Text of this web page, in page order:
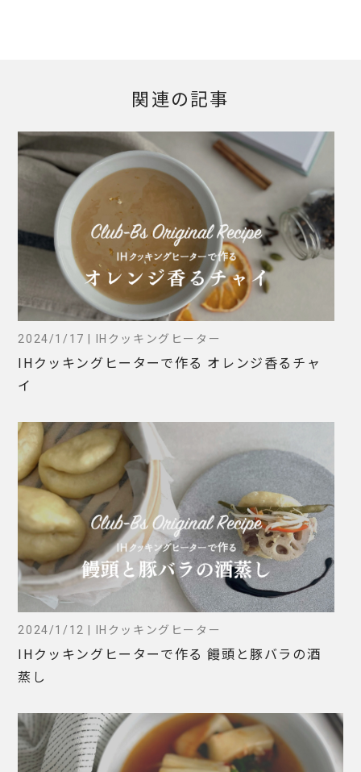
関連の記事
2024/1/17 | IHクッキングヒーター
IHクッキングヒーターで作る オレンジ香るチャ
イ
2024/1/12 | IHクッキングヒーター
IHクッキングヒーターで作る 饅頭と豚バラの酒
蒸し